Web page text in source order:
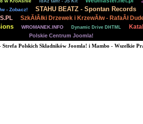
IdÂź tam! - JS Kit
- Zobacz!| STAHU BEATZ - Spontan Records|
SzkĂłÂłki Drzewek i KrzewĂłw - RafaÂł
WROMANEK.INFO Dynamic Drive DHTML
Polskie Centrum Joomla!
Polskich Składników Joomla! i Mambo - Wszelkie